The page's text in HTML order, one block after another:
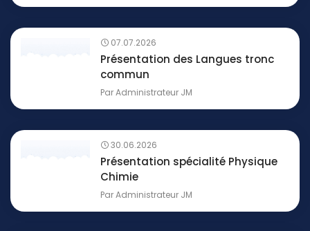
07.07.2026
Présentation des Langues tronc
commun
ParAdministrateur JM
30.06.2026
Présentation spécialité Physique
Chimie
ParAdministrateur JM